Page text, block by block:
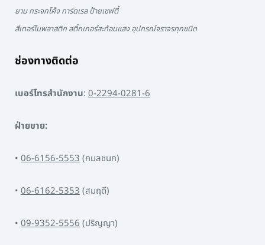
ยาม กระจกโค้ง การ์ดเรล ป้ายเซฟตี้
สีเทอร์โมพลาสติก สติ๊กเกอร์สะท้อนแสง อุปกรณ์จราจรทุกชนิด
ช่องทางติดต่อ
เบอร์โทรสำนักงาน: 0-2294-0281-6
ฝ่ายขาย:
• 06-6156-5553(กมลชนก)
• 06-6162-5353(สมฤดี)
• 09-9352-5556(ปริญญา)